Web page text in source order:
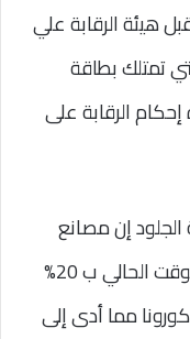
هيئة الرقابة علي
تمتلك بطاقة
الرقابة على
إن مصانع
الأحذية والمنتجات الجلدية تعمل في الوقت الحالي ب 20%
مما أدى إلى